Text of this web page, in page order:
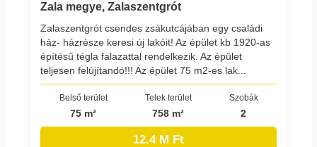
Zala megye, Zalaszentgrót
Zalaszentgrót csendes zsákutcájában egy családi
ház- házrésze keresi új lakóit! Az épület kb 1920-as
építésű tégla falazattal rendelkezik. Az épület
teljesen felújítandó!!! Az épület 75 m2-es lak...
Belső terület
75 m²
Telek terület
758 m²
Szobák
2
12.4 M Ft